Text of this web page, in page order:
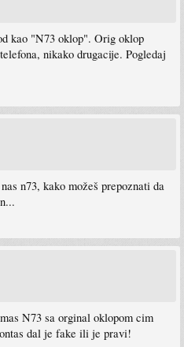
kao "N73 oklop". Orig oklop
nikako drugacije. Pogledaj
n73, kako možeš prepoznati da
N73 sa orginal oklopom cim
dal je fake ili je pravi!